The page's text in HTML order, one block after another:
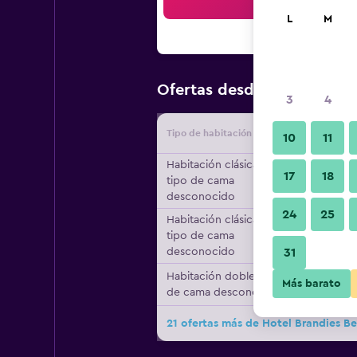
Ofertas desde Oferta
Tipo de habitación
Habitación clásica,
tipo de cama
desconocido
Habitación clásica,
tipo de cama
desconocido
Habitación doble, tipo
de cama desconocido
21 ofertas más de Hotel Brandies
L M
3 4
10 11
17 18
24 25
31
Más barato